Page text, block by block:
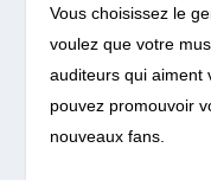
Vous choisissez le
voulez que votre
auditeurs qui aiment
pouvez promouvoir
nouveaux fans.